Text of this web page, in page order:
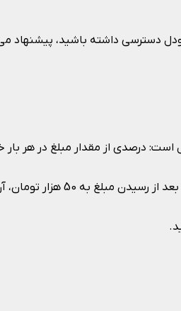
داشته باشید، پیشنهاد
است: درصدی از مقدار مبلغ در هر
شما می‌توانید از این مبلغ برای خرید سایر